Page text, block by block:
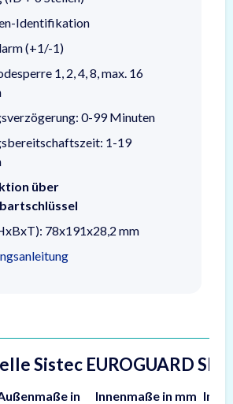
Identifikation
(+1/-1)
1, 2, 4, 8, max. 16
0-99 Minuten
1-19
über
78x191x28,2 mm
Sistec EUROGUARD SE2
in Innenmaße in mm